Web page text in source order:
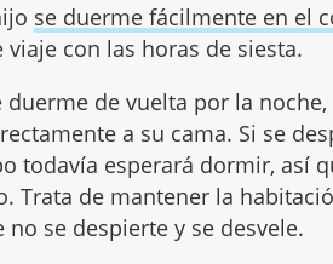
se duerme fácilmente en el
viaje con las horas de siesta.
duerme de vuelta por la
a su cama. Si se
todavía esperará dormir, así
Trata de mantener la
no se despierte y se desvele.